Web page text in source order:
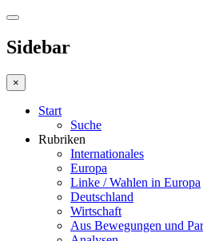
Sidebar
×
Start
Suche
Rubriken
Internationales
Europa
Linke / Wahlen in Europa
Deutschland
Wirtschaft
Aus Bewegungen und